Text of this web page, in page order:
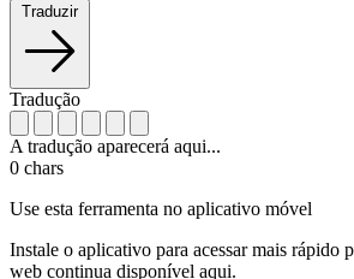
Traduzir
Tradução
A tradução aparecerá aqui...
0 chars
Use esta ferramenta no aplicativo móvel
Instale o aplicativo para acessar mais rápido
web continua disponível aqui.